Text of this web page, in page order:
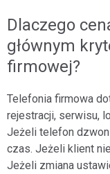
Dlaczego
głównym
firmowej?
Telefonia firmowa
rejestracji, serwisu,
Jeżeli telefon
czas. Jeżeli klient
Jeżeli zmiana